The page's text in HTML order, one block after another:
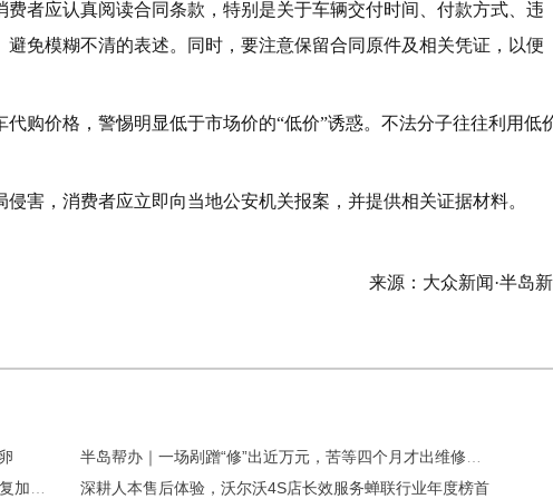
者应认真阅读合同条款，特别是关于车辆交付时间、付款方式、违
免模糊不清的表述。同时，要注意保留合同原件及相关凭证，以便
购价格，警惕明显低于市场价的“低价”诱惑。不法分子往往利用低
害，消费者应立即向当地公安机关报案，并提供相关证据材料。
来源：大众新闻·半岛
深耕人本售后体验，沃尔沃4S店长效服务蝉联行业年度榜首